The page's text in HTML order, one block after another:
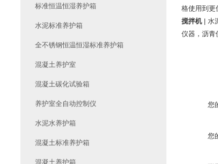
格使用到
搅拌机|
仪器，沥青
您
您
标准恒温恒湿养护箱
水泥标准养护箱
全不锈钢恒温恒湿标准养护箱
混凝土养护室
混凝土碳化试验箱
养护室全自动控制仪
水泥水养护箱
混凝土标准养护箱
混凝土养护箱